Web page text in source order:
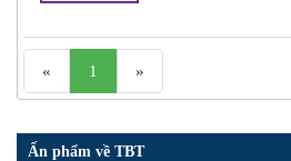
« 1 »
Ấn phẩm về TBT